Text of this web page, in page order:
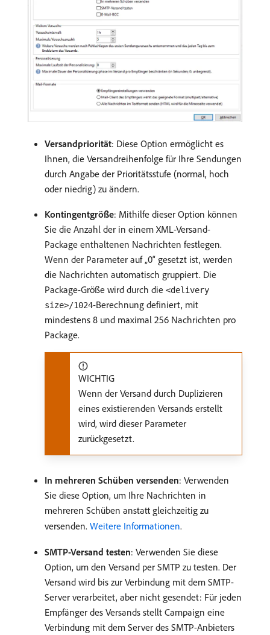
Versandpriorität: Diese Option ermöglicht es
Ihnen, die Versandreihenfolge für Ihre Sendungen
durch Angabe der Prioritätsstufe (normal, hoch
oder niedrig) zu ändern.
Kontingentgröße: Mithilfe dieser Option können
Sie die Anzahl der in einem XML-Versand-
Package enthaltenen Nachrichten festlegen.
Wenn der Parameter auf „0“ gesetzt ist, werden
die Nachrichten automatisch gruppiert. Die
Package-Größe wird durch die <delivery
size>/1024-Berechnung definiert, mit
mindestens 8 und maximal 256 Nachrichten pro
Package.
WICHTIG
Wenn der Versand durch Duplizieren
eines existierenden Versands erstellt
wird, wird dieser Parameter
zurückgesetzt.
In mehreren Schüben versenden: Verwenden
Sie diese Option, um Ihre Nachrichten in
mehreren Schüben anstatt gleichzeitig zu
versenden. Weitere Informationen.
SMTP-Versand testen: Verwenden Sie diese
Option, um den Versand per SMTP zu testen. Der
Versand wird bis zur Verbindung mit dem SMTP-
Server verarbeitet, aber nicht gesendet: Für jeden
Empfänger des Versands stellt Campaign eine
Verbindung mit dem Server des SMTP-Anbieters